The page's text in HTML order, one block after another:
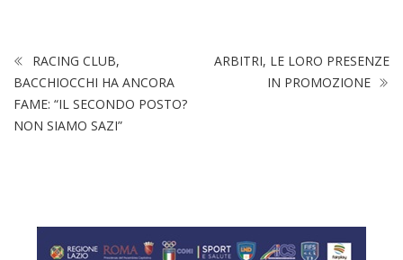
RACING CLUB,
BACCHIOCCHI HA ANCORA
FAME: “IL SECONDO POSTO?
NON SIAMO SAZI”
ARBITRI, LE LORO PRESENZE
IN PROMOZIONE